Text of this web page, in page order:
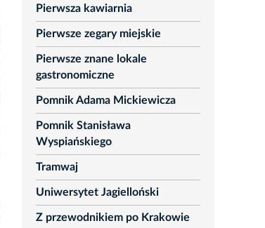
Pierwsza kawiarnia
Pierwsze zegary miejskie
Pierwsze znane lokale
gastronomiczne
Pomnik Adama Mickiewicza
Pomnik Stanisława
Wyspiańskiego
Tramwaj
Uniwersytet Jagielloński
Z przewodnikiem po Krakowie